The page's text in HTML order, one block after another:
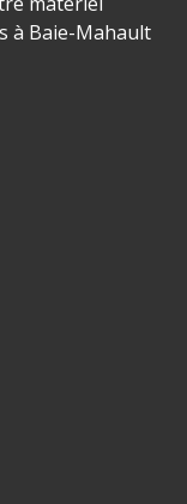
à Baie-Mahault